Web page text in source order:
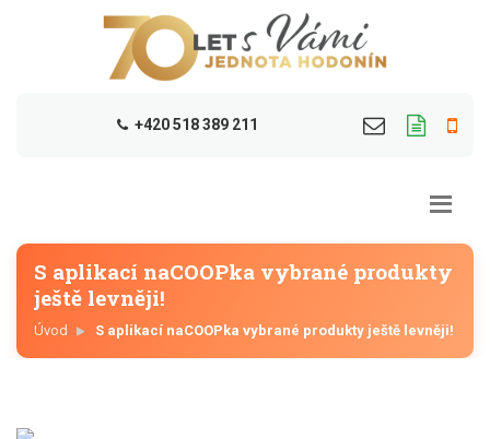
+420 518 389 211
S aplikací naCOOPka vybrané produkty
ještě levněji!
Úvod S aplikací naCOOPka vybrané produkty ještě levněji!